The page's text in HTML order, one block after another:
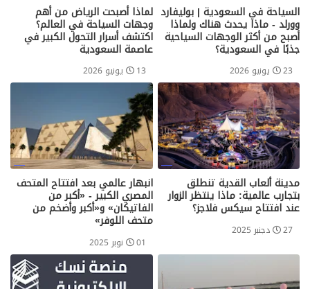
السياحة في السعودية | بوليفارد
وورلد - ماذا يحدث هناك ولماذا
أصبح من أكثر الوجهات السياحية
جذبًا في السعودية؟
23 يونيو 2026
لماذا أصبحت الرياض من أهم
وجهات السياحة في العالم؟
اكتشف أسرار التحول الكبير في
عاصمة السعودية
13 يونيو 2026
مدينة ألعاب القدية تنطلق
بتجارب عالمية: ماذا ينتظر الزوار
عند افتتاح سيكس فلاجز؟
27 دجنبر 2025
انبهار عالمي بعد افتتاح المتحف
المصري الكبير - «أكبر من
الفاتيكان» و«أكبر وأضخم من
متحف اللوفر»
01 نوبر 2025